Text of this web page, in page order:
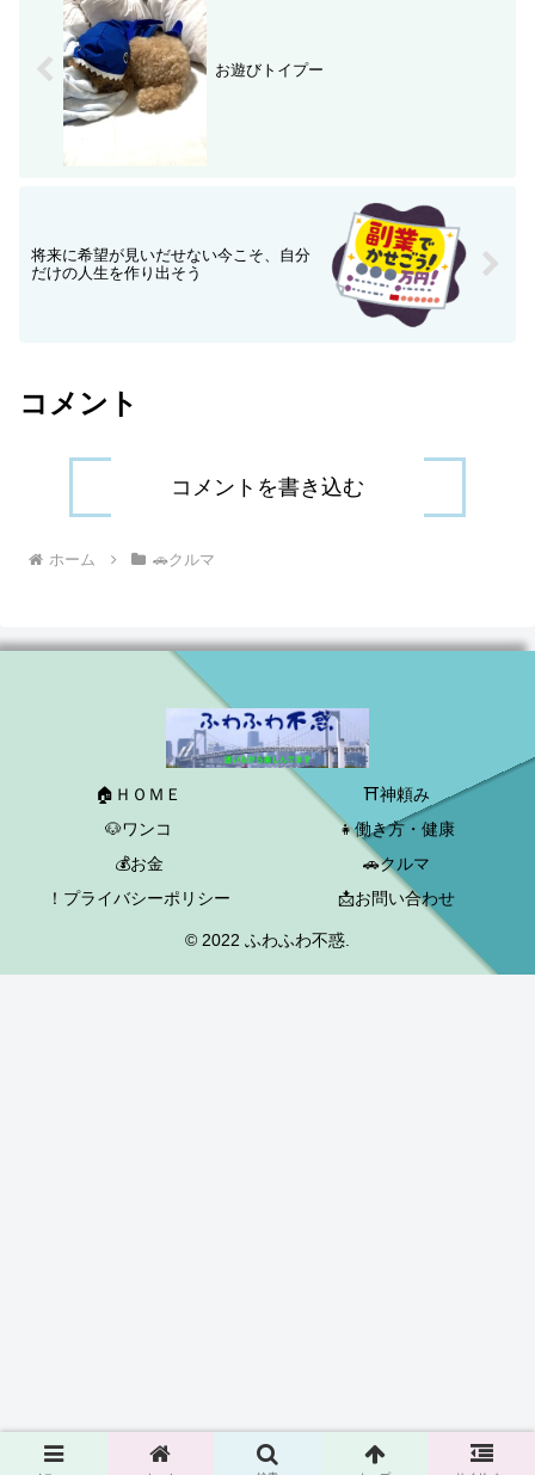
お遊びトイプー
将来に希望が見いだせない今こそ、自分
だけの人生を作り出そう
コメント
コメントを書き込む
ホーム 🚗クルマ
🏠ＨＯＭＥ
⛩神頼み
🐶ワンコ
👧働き方・健康
💰お金
🚗クルマ
！プライバシーポリシー
📩お問い合わせ
© 2022 ふわふわ不惑.